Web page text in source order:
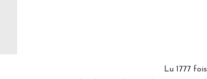
Lu 1777 fois